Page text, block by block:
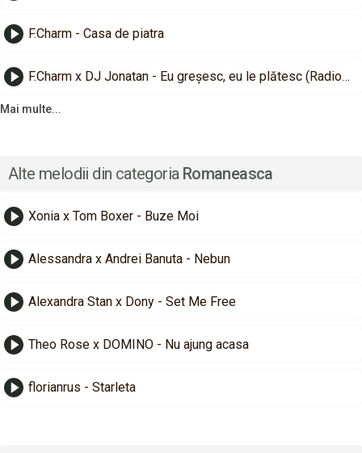
F.Charm - Casa de piatra
F.Charm x DJ Jonatan - Eu greșesc, eu le plătesc (Radio Edit)
Mai multe...
Alte melodii din categoria Romaneasca
Xonia x Tom Boxer - Buze Moi
Alessandra x Andrei Banuta - Nebun
Alexandra Stan x Dony - Set Me Free
Theo Rose x DOMINO - Nu ajung acasa
florianrus - Starleta